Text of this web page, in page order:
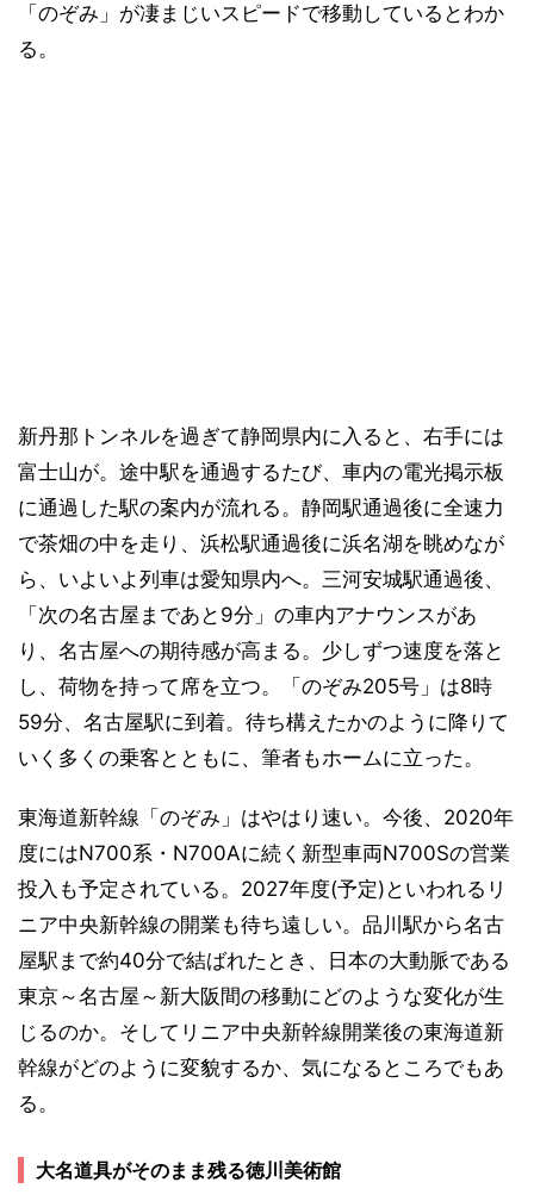
「のぞみ」が凄まじいスピードで移動しているとわか
る。
新丹那トンネルを過ぎて静岡県内に入ると、右手には
富士山が。途中駅を通過するたび、車内の電光掲示板
に通過した駅の案内が流れる。静岡駅通過後に全速力
で茶畑の中を走り、浜松駅通過後に浜名湖を眺めなが
ら、いよいよ列車は愛知県内へ。三河安城駅通過後、
「次の名古屋まであと9分」の車内アナウンスがあ
り、名古屋への期待感が高まる。少しずつ速度を落と
し、荷物を持って席を立つ。「のぞみ205号」は8時
59分、名古屋駅に到着。待ち構えたかのように降りて
いく多くの乗客とともに、筆者もホームに立った。
東海道新幹線「のぞみ」はやはり速い。今後、2020年
度にはN700系・N700Aに続く新型車両N700Sの営業
投入も予定されている。2027年度(予定)といわれるリ
ニア中央新幹線の開業も待ち遠しい。品川駅から名古
屋駅まで約40分で結ばれたとき、日本の大動脈である
東京～名古屋～新大阪間の移動にどのような変化が生
じるのか。そしてリニア中央新幹線開業後の東海道新
幹線がどのように変貌するか、気になるところでもあ
る。
大名道具がそのまま残る徳川美術館